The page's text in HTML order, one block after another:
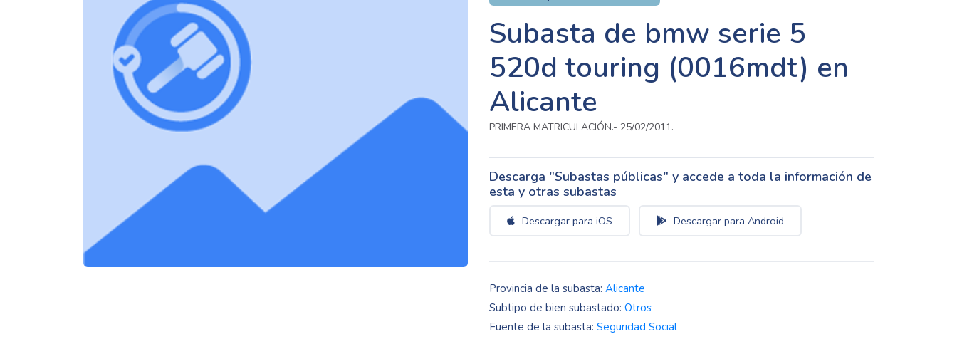
Subasta de bmw serie 5
520d touring (0016mdt) en
Alicante
PRIMERA MATRICULACIÓN.- 25/02/2011.
Descarga "Subastas públicas" y accede a toda la información de
esta y otras subastas
Descargar para iOS Descargar para Android
Provincia de la subasta: Alicante
Subtipo de bien subastado: Otros
Fuente de la subasta: Seguridad Social